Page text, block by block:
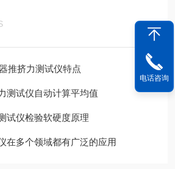
推挤力测试仪特点
测试仪自动计算平均值
试仪检验软硬度原理
在多个领域都有广泛的应用
电话咨询